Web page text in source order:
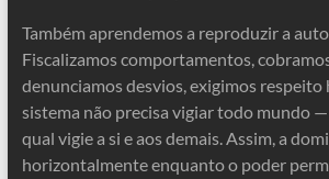
Também aprendemos a reproduzir a
Fiscalizamos comportamentos,
denunciamos desvios, exigimos respeito
sistema não precisa vigiar todo mundo —
qual vigie a si e aos demais. Assim, a
horizontalmente enquanto o poder